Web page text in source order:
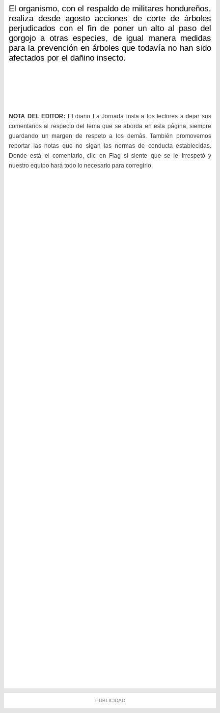
El organismo, con el respaldo de militares hondureños,
realiza desde agosto acciones de corte de árboles
perjudicados con el fin de poner un alto al paso del
gorgojo a otras especies, de igual manera medidas
para la prevención en árboles que todavía no han sido
afectados por el dañino insecto.
NOTA DEL EDITOR: El diario La Jornada insta a los lectores a dejar sus
comentarios al respecto del tema que se aborda en esta página, siempre
guardando un margen de respeto a los demás. También promovemos
reportar las notas que no sigan las normas de conducta establecidas.
Donde está el comentario, clic en Flag si siente que se le irrespetó y
nuestro equipo hará todo lo necesario para corregirlo.
PUBLICIDAD